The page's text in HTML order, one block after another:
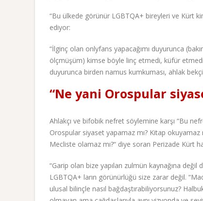
“Bu ülkede görünür LGBTQA+ bireyleri ve Kürt
ediyor:
“İlginç olan onlyfans yapacağımı duyurunca
ölçmüşüm) kimse böyle linç etmedi, küfür
duyurunca birden namus kumkuması, ahlak
“Ne yani Orospular
Ahlakçı ve bifobik nefret söylemine karşı “Bu
Orospular siyaset yapamaz mı? Kitap okuyamaz
Mecliste olamaz mı?“ diye soran Perizade Kürt
“Garip olan bize yapılan zulmün kaynağına
LGBTQA+ ların görünürlüğü size zarar değil.
ulusal bilinçle nasıl bağdaştırabiliyorsunuz?